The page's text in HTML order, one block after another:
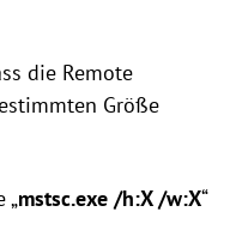
die Remote
Größe
„mstsc.exe /h:X /w:X“